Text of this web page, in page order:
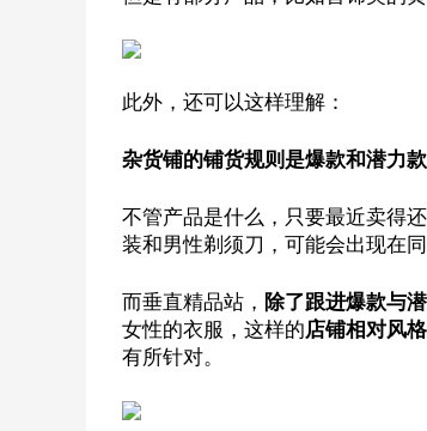
此外，还可以这样理解：
杂货铺的铺货规则是爆款和潜力款
不管产品是什么，只要最近卖得
装和男性剃须刀，可能会出现在
而垂直精品站， 除了跟进爆款与
女性的衣服，这样的店铺相对风
有所针对。